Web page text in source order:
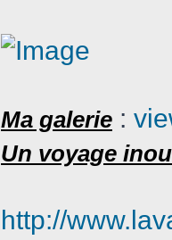
Ma galerie :
Un voyage
http://